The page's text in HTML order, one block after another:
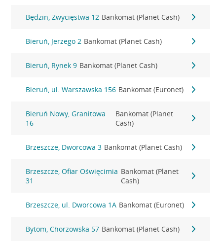
Będzin, Zwycięstwa 12 Bankomat (Planet Cash)
Bieruń, Jerzego 2 Bankomat (Planet Cash)
Bieruń, Rynek 9 Bankomat (Planet Cash)
Bieruń, ul. Warszawska 156 Bankomat (Euronet)
Bieruń Nowy, Granitowa
16
Bankomat (Planet
Cash)
Brzeszcze, Dworcowa 3 Bankomat (Planet Cash)
Brzeszcze, Ofiar Oświęcimia
31
Bankomat (Planet
Cash)
Brzeszcze, ul. Dworcowa 1A Bankomat (Euronet)
Bytom, Chorzowska 57 Bankomat (Planet Cash)